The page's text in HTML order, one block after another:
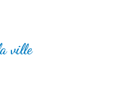
ville